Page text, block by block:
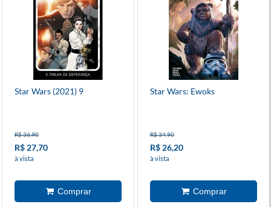
Star Wars (2021) 9
R$ 36,90
R$ 27,70
à vista
Star Wars: Ewoks
R$ 34,90
R$ 26,20
à vista